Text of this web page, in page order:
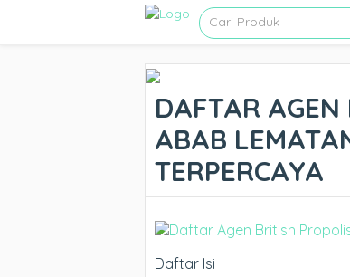
DAFTAR
ABAB
TERPERCAYA
Daftar Isi